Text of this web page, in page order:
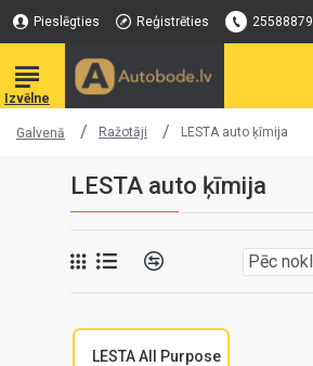
Pieslēgties Reģistrēties 25588879
Galvenā Ražotāji LESTA auto ķīmija
LESTA auto ķīmija
LESTA All Purpose